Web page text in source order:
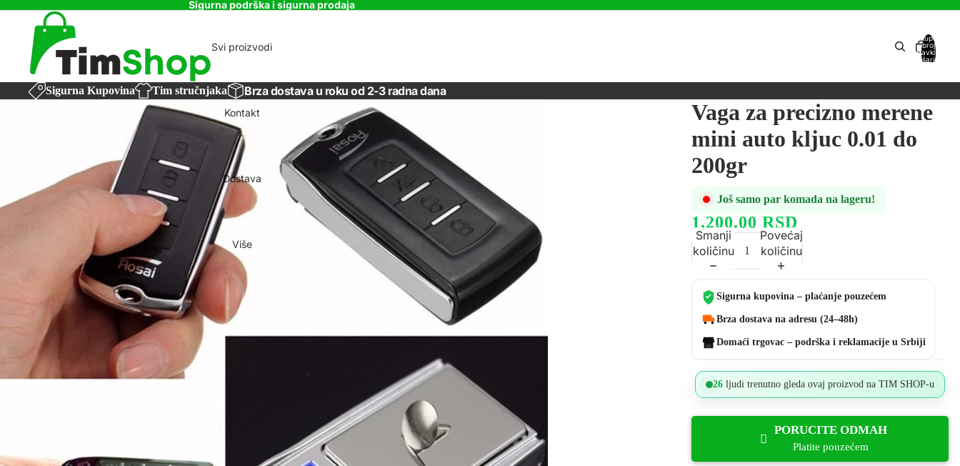
Sigurna podrška i sigurna prodaja
Svi proizvodi
Kontakt
Dostava
Više
Ukupan
broj
stavki u
košarici:
Sigurna Kupovina Tim stručnjaka Brza dostava u roku od 2-3 radna dana
Vaga za precizno merene
mini auto kljuc 0.01 do
200gr
Još samo par komada na lageru!
1,200.00 RSD
Smanji
količinu
Povećaj
količinu
Sigurna kupovina – plaćanje pouzećem
Brza dostava na adresu (24–48h)
Domaći trgovac – podrška i reklamacije u Srbiji
26 ljudi trenutno gleda ovaj proizvod na TIM SHOP-u
PORUCITE ODMAH
Platite pouzećem